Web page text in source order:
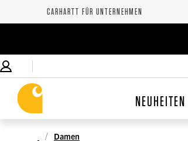
CARHARTT FÜR UNTERNEHMEN
NEUHEITEN
Damen